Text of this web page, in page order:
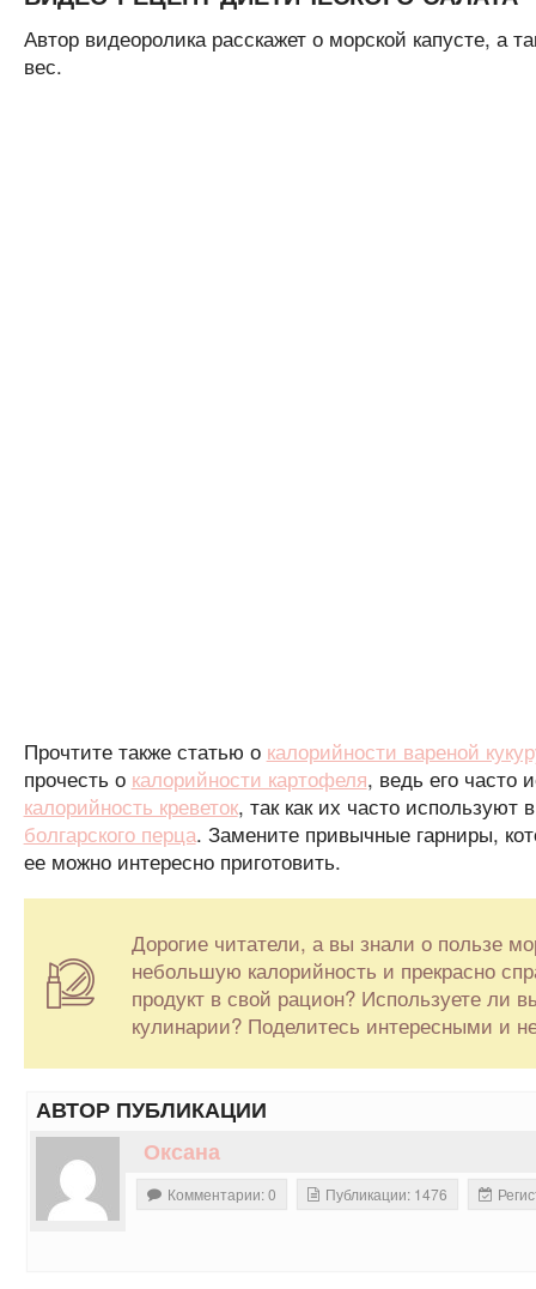
Автор видеоролика расскажет о морской капусте, а
вес.
Прочтите также статью о калорийности вареной
прочесть о калорийности картофеля, ведь его часто
калорийность креветок, так как их часто
болгарского перца. Замените привычные гарниры,
ее можно интересно приготовить.
Дорогие читатели, а вы знали о пользе
небольшую калорийность и прекрасно
продукт в свой рацион? Используете ли
кулинарии? Поделитесь интересными и
АВТОР ПУБЛИКАЦИИ
Оксана
Комментарии: 0 Публикации: 1476